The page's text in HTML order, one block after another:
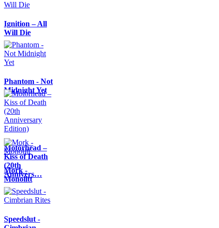
Ignition – All
Will Die
Phantom - Not
Midnight Yet
Motörhead –
Kiss of Death
(20th
Annivers…
Mork -
Monolitt
Speedslut -